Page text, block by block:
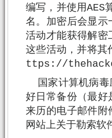
编写，并使用AES
名。加密后会显示
活动才能获得解密
这些活动，并将
ttps://
国家计算机病
好日常备份（最好
来历的电子邮件附
网站上关于勒索软